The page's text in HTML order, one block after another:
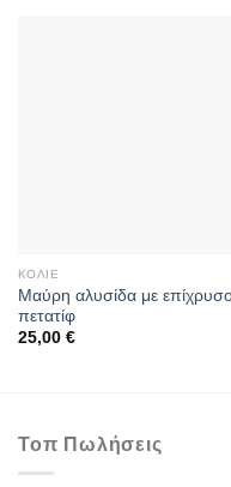
ΚΟΛΙΈ
Mαύρη αλυσίδα με
πετατίφ
25,00 €
Τοπ Πωλήσεις